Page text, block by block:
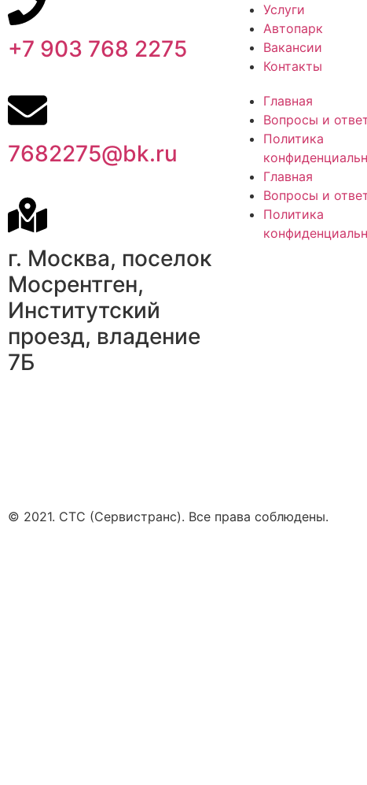
+7 903 768 2275
7682275@bk.ru
г. Москва, поселок
Мосрентген,
Институтский
проезд, владение
7Б
Услуги
Автопарк
Вакансии
Контакты
Главная
Вопросы и
Политика
Главная
Вопросы и
Политика
© 2021. СТС (Сервистранс). Все права соблюдены.